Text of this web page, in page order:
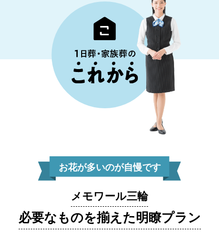
お花が多いのが自慢です
メモワール三輪
必要なものを揃えた明瞭プラン